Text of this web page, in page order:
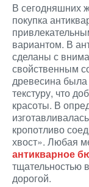
В сегодняшних
покупка
вариантом. В
сделаны с
свойственным
древесина была
текстуру, что
красоты. В
кропотливо
хвост». Любая
антикварное
тщательностью
дорогой.